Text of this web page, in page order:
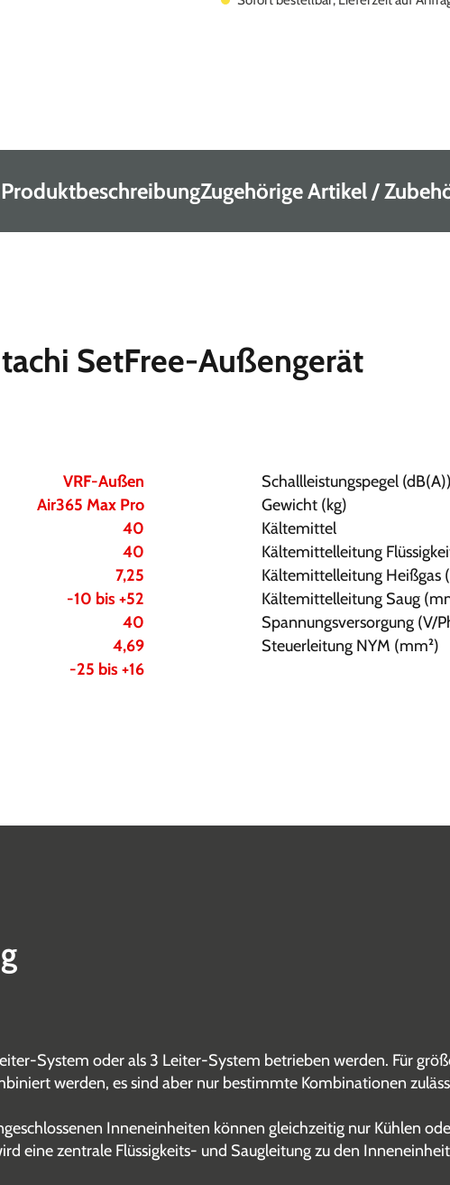
ProduktbeschreibungZugehörige Artikel /
SetFree-Außengerät
VRF-Außen
Air365 Max Pro
40
40
7,25
-10 bis +52
40
4,69
-25 bis +16
Schallleistungspegel (dB(A))
Gewicht (kg)
Kältemittel
Kältemittelleitung
Kältemittelleitung Heißgas
Kältemittelleitung Saug
Spannungsversorgung (V/
Steuerleitung NYM (mm²)
System oder als 3 Leiter-System betrieben werden. Für
werden, es sind aber nur bestimmte Kombinationen
Inneneinheiten können gleichzeitig nur Kühlen
eine zentrale Flüssigkeits- und Saugleitung zu den